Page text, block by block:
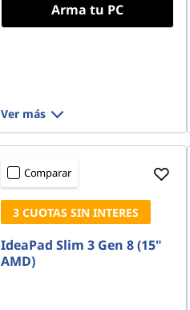
Arma tu PC
Ver más
Comparar
3 CUOTAS SIN INTERES
IdeaPad Slim 3 Gen 8 (15"
AMD)